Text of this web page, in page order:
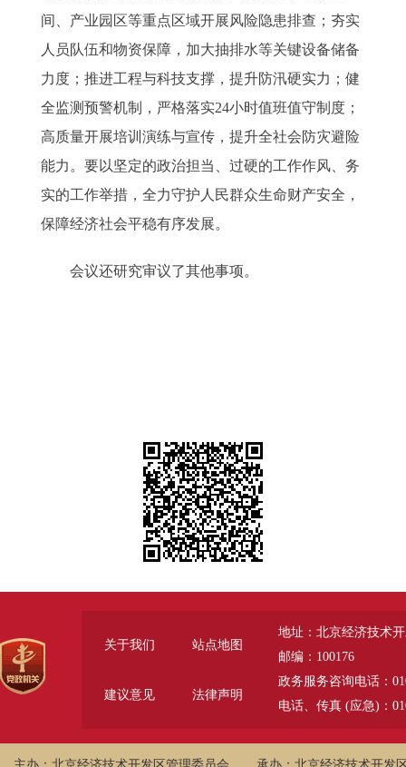
间、产业园区等重点区域开展风险隐患排查；夯实
人员队伍和物资保障，加大抽排水等关键设备储备
力度；推进工程与科技支撑，提升防汛硬实力；健
全监测预警机制，严格落实24小时值班值守制度；
高质量开展培训演练与宣传，提升全社会防灾避险
能力。要以坚定的政治担当、过硬的工作作风、务
实的工作举措，全力守护人民群众生命财产安全，
保障经济社会平稳有序发展。
会议还研究审议了其他事项。
关于我们 站点地图
建议意见 法律声明
地址：北京经济技术
邮编：100176
政务服务咨询电话：
电话、传真 (应急)：